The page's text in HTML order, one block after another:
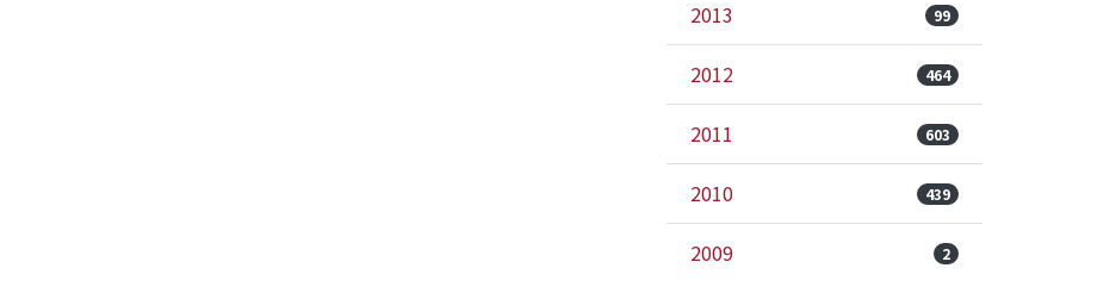
2013 99
2012 464
2011 603
2010 439
2009 2